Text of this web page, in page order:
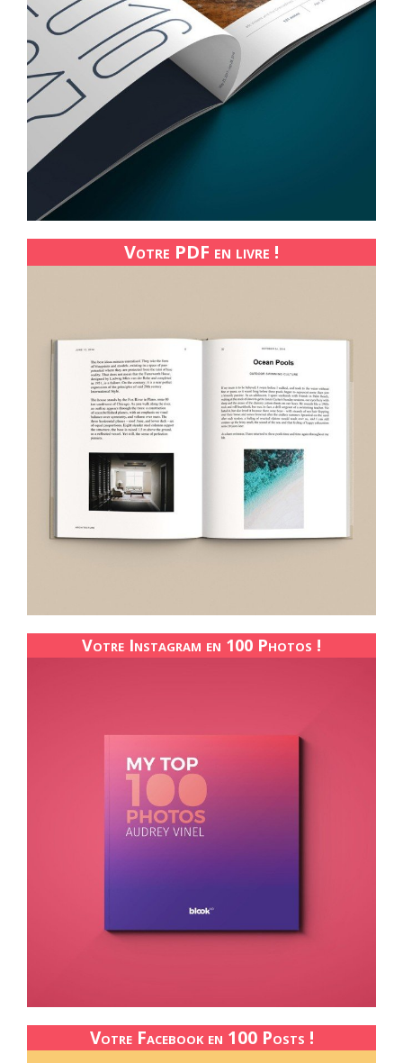
Votre PDF en livre !
Votre Instagram en 100 Photos !
Votre Facebook en 100 Posts !